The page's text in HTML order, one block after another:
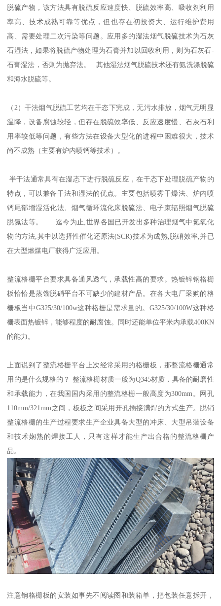
脱硫产物，该方法具有脱硫反应速度快、脱硫效率高、吸收剂利用
率高、技术成熟可靠等优点，但也存在初投资大、运行维护费用
高、需要处理二次污染等问题。应用多的湿法烟气脱硫技术为石灰
石湿法，如果将脱硫产物处理为石膏并加以回收利用，则为石灰石-
石膏湿法，否则为抛弃法。 其他湿法烟气脱硫技术还有氨洗涤脱硫
和海水脱硫等。
（2）干法烟气脱硫工艺均在干态下完成，无污水排放，烟气无明显
温降，设备腐蚀较轻，但存在脱硫效率低、反应速度慢、石灰石利
用率较低等问题，有些方法在设备大型化的进程中困难很大，技术
尚不成熟（主要有炉内喷钙等技术）。
半干法通常具有在湿态下进行脱硫反应，在干态下处理脱硫产物的
特点，可以兼备干法和湿法的优点。主要包括喷雾干燥法、炉内喷
钙尾部增湿活化法、烟气循环流化床脱硫法、电子束辐照烟气脱硫
脱氮法等。 迄今为止,世界各国已开发出多种治理烟气中氮氧化
物的方法,其中以选择性催化还原法(SCR)技术为成熟,脱硝效率,并已
在大型燃煤电厂获得广泛应用。
整流格栅平台要求具备通风透气，承载性高的要求。热镀锌钢格栅
板恰恰是蒸馏脱硝平台不可缺少的建材产品。在各大电厂采购的格
栅板当中G325/30/100w这种格栅是需求量的。G325/30/100W这种格
栅表面热镀锌，能够程度的耐腐蚀。同时还能单位平米内承载400KN
的能力。
上面说到了整流格栅平台上次经常采用的格栅板，那整流格栅通常
用的是什么规格的？ 整流格栅材质一般为Q345材质，具备的耐磨性
和承载能力，在我国国内采用的整流格栅一般高度为300mm。网孔
110mm/321mm之间，板板之间采用开孔插接满焊的方式生产。脱销
整流格栅的生产过程要求生产企业具备大型的冲床、大型吊装设备
和技术娴熟的焊接工人，只有这样才能生产出合格的整流格栅产
品。
注意钢格栅板的安装如事先不阅读图和装箱单，把包装任意拆开，